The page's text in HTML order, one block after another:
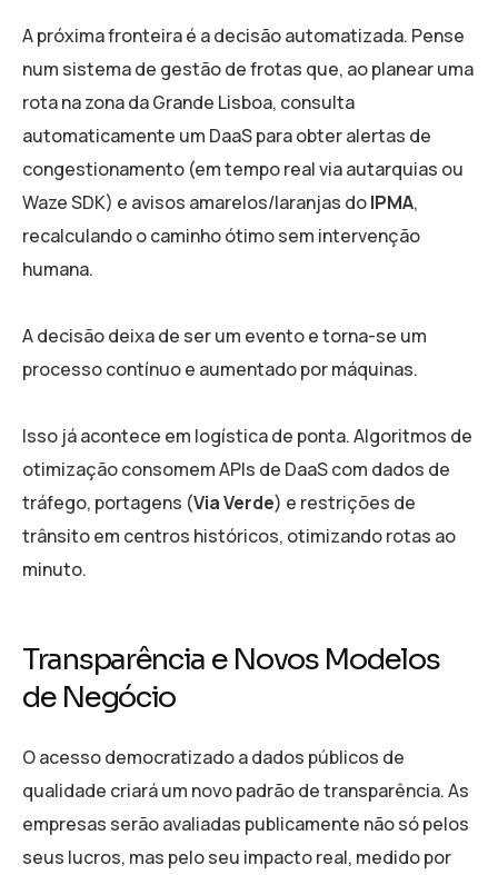
A próxima fronteira é a decisão automatizada. Pense
num sistema de gestão de frotas que, ao planear uma
rota na zona da Grande Lisboa, consulta
automaticamente um DaaS para obter alertas de
congestionamento (em tempo real via autarquias ou
Waze SDK) e avisos amarelos/laranjas doIPMA,
recalculando o caminho ótimo sem intervenção
humana.
A decisão deixa de ser um evento e torna-se um
processo contínuo e aumentado por máquinas.
Isso já acontece em logística de ponta. Algoritmos de
otimização consomem APIs de DaaS com dados de
tráfego, portagens (Via Verde) e restrições de
trânsito em centros históricos, otimizando rotas ao
minuto.
Transparência e Novos Modelos
de Negócio
O acesso democratizado a dados públicos de
qualidade criará um novo padrão de transparência. As
empresas serão avaliadas publicamente não só pelos
seus lucros, mas pelo seu impacto real, medido por